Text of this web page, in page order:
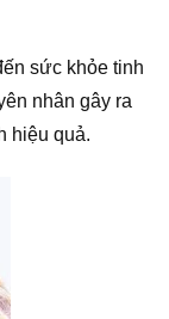
sức khỏe tinh
nhân gây ra
hiệu quả.